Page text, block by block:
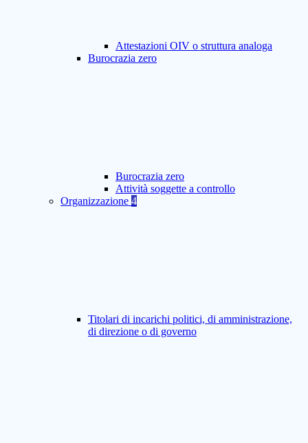
Attestazioni OIV o struttura analoga
Burocrazia zero
Burocrazia zero
Attività soggette a controllo
Organizzazione 4
Titolari di incarichi politici, di amministrazione,
di direzione o di governo